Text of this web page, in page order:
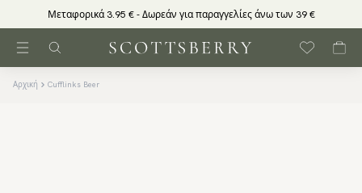
Μεταφορικά 3.95 € - Δωρεάν για παραγγελίες άνω των 39 €
Αρχική Cufflinks Beer